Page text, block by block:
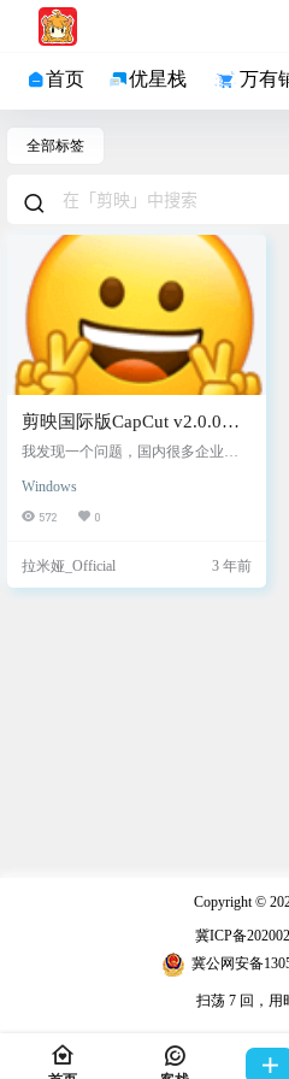
首页 优星栈 万有
全部标签
剪映国际版CapCut v2.0.0简
体中文版
我发现一个问题，国内很多企业的
有些还不需要VIP。以至于很多小伙
伴都喜欢找海外版、国际版。 短视
多，通过短视频能够展示自己、传
播知识，表达有趣的东西。 剪映是
Windows
572 0
拉米娅_Official 3 年前
Copyright ©
冀ICP备
冀公网安备
扫荡 7 回，用